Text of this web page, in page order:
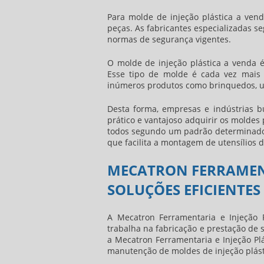
Para molde de injeção plástica a
peças. As fabricantes especializadas
normas de segurança vigentes.
O molde de injeção plástica a venda
Esse tipo de molde é cada vez
inúmeros produtos como brinquedos,
Desta forma, empresas e indústrias
prático e vantajoso adquirir os moldes
todos segundo um padrão
que facilita a montagem de utensílios
MECATRON
SOLUÇÕES
A Mecatron Ferramentaria e Injeção
trabalha na fabricação e prestação de
a Mecatron Ferramentaria e Injeção
manutenção de moldes de injeção